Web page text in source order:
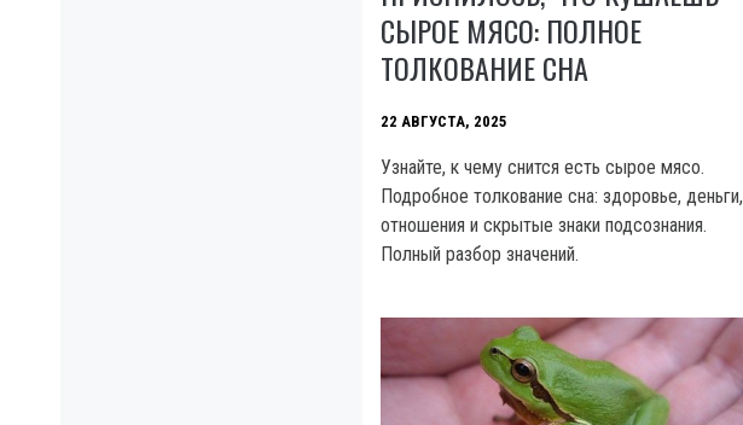
СЫРОЕ МЯСО: ПОЛНОЕ
ТОЛКОВАНИЕ СНА
22 АВГУСТА, 2025
Узнайте, к чему снится есть сырое мясо.
Подробное толкование сна: здоровье, деньги,
отношения и скрытые знаки подсознания.
Полный разбор значений.